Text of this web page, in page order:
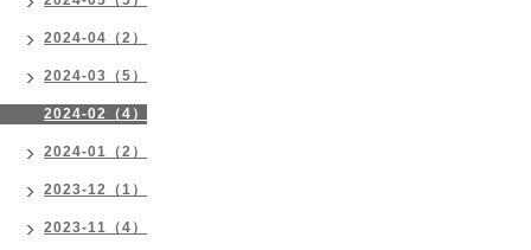
2024-04（2）
2024-03（5）
2024-02（4）
2024-01（2）
2023-12（1）
2023-11（4）